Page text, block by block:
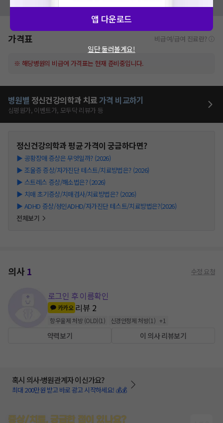
가격표 비급여/급여 진료란?
※ 해당병원의 비급여 가격표는 현재 준비중입니다.
병원별 정신건강의학과 치료가격 비교하기
심평원가, 이벤트가, 모두닥 리뷰가 등
정신건강의학과평균 가격이 궁금하다면?
▶ 공황장애 증상은 무엇일까? (2026)
▶ 조울증 증상/자가진단 테스트/치료방법은? (2026)
▶ 스트레스 증상/해소법은? (2026)
▶ 치매 초기증상/치매검사/치료방법은? (2026)
▶ ADHD 증상/성인ADHD/자가진단 테스트/치료방법은?(2026)
전체보기
의사1 수정 요청
로그인 후 이름확인
카카오 리뷰 2
항우울제 처방 (OLD)(1 ) 신경안정제 처방(1 ) +1
약력보기 이 의사 리뷰보기
혹시 의사·병원관계자 이신가요?
최대 200만원 받고 바로 광고 시작하세요! 💰💰
증상/치료, 궁금한 점이 있나요?
앱 다운로드
일단 둘러볼게요!